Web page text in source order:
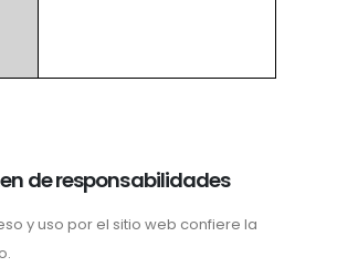
de responsabilidades
y uso por el sitio web confiere la